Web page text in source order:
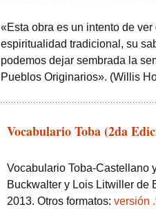
«Esta obra es un intento de
espiritualidad tradicional, su
podemos dejar sembrada la
Pueblos Originarios». (Willis
Vocabulario Toba (2da
Vocabulario Toba-Castellano
Buckwalter y Lois Litwiller de
2013. Otros formatos: versión